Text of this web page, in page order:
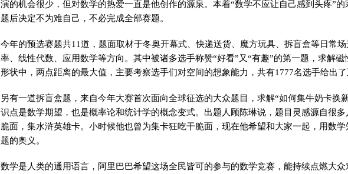
演的机会很少，但对数学的热爱一直是他创作的源泉。本着“数学不应让自己感到头疼”
题后决定不为难自己，不必完成全部赛题。
今年的预选赛题共11道，题面取材于冬奥开幕式、快递送货、魔方玩具、拆盲盒等日常
率、线性代数、应用数学等方向。其中被诸多选手称赞“好看”又“有趣”的第一题，求解
形状中，两点距离的最大值，主要考察选手们对空间的想象能力，共有1777名选手给出
另有一道拆盲盒题，来自今年大赛首次面向全球征选的大众题目，求解“如何集牛奶卡换
识点是数学期望，也是概率论和统计学的概念变式。出题人顾陈琳说，题目灵感源自很
脆面，集水浒英雄卡。小时候他也曾为集卡狂吃干脆面，现在他希望和大家一起，用数
题的奥义。
数学是人类的通用语言，阿里巴巴希望这场全民皆可的参与的数学竞赛，能持续点燃大